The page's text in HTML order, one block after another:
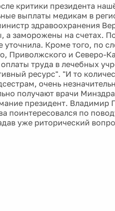
критики президента
выплаты медикам в
здравоохранения
а заморожены на счетах.
уточнила. Кроме того, по
Приволжского и Северо-
труда в лечебных
ресурс". "И то
очень
получают врачи
президент. Владимир
поинтересовался по
уже риторический